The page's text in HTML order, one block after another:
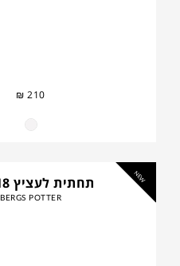
₪ 210
NEW תחתית לעציץ LILY 18
BERGS POTTER